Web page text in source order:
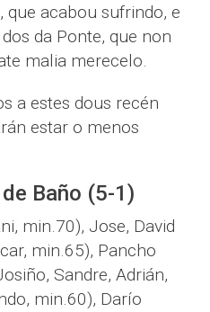
acabou sufrindo, e
da Ponte, que non
malia merecelo.
a estes dous recén
estar o menos
Baño (5-1)
min.70), Jose, David
min.65), Pancho
Sandre, Adrián,
min.60), Darío